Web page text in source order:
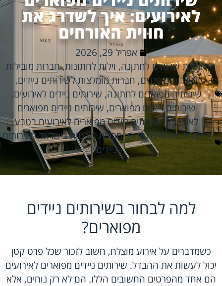
לאירועים: איך לשדרג את
חווית האורחים
אפריל 29, 2026
הזמנת שרותים לחתונה, וילות לחתונות,חברות מובילות
לשירותים ניידים, חברות מומלצות לשירותים ניידים,
שירותים מפוארים לחתונה, שירותים ניידים לאירועים,
שירותים ניידים מפוארים,שירותים ניידים מפוארים
לאירועים,שירותים ניידים מפוארים לאירועים בטבע
השכרת שירותים ניידים,חברות בולטות בישראל לשירותים
ניידים
למה לבחור בשירותים ניידים
מפוארים?
כשמדברים על אירוע מוצלח, חשוב לזכור שכל פרט קטן
יכול לעשות את ההבדל. שירותים ניידים מפוארים לאירועים
הם אחד מהפרטים החשובים הללו. הם לא רק נוחים, אלא